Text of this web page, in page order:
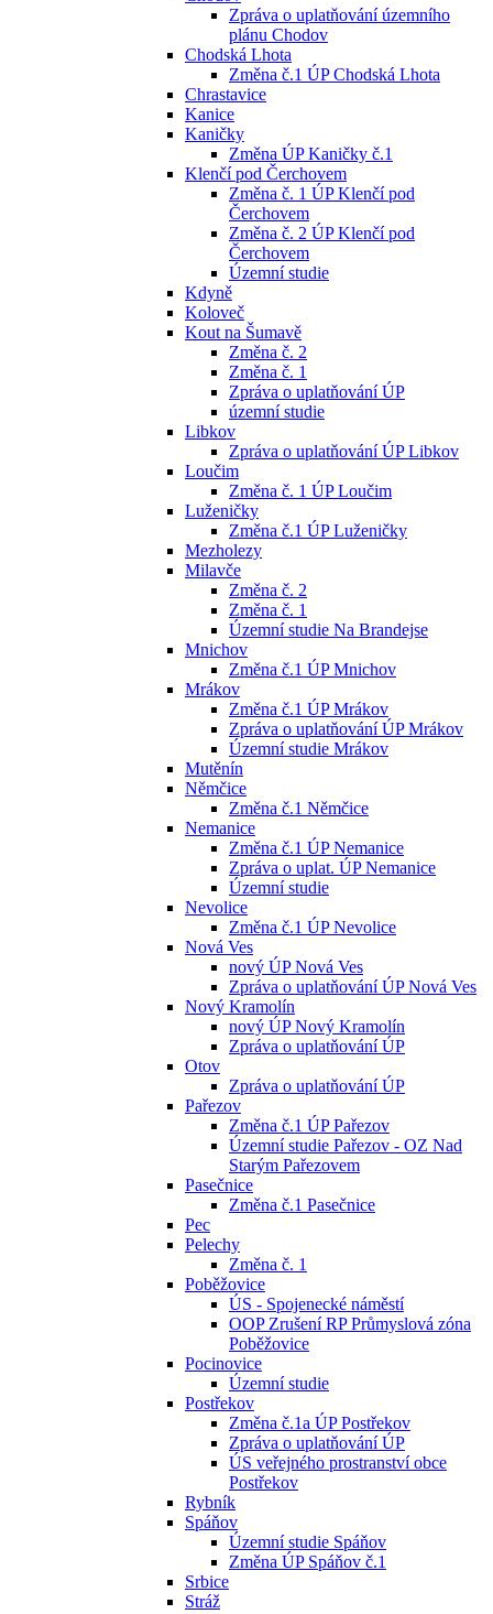
Zpráva o uplatňování územního
plánu Chodov
Chodská Lhota
Změna č.1 ÚP Chodská Lhota
Chrastavice
Kanice
Kaničky
Změna ÚP Kaničky č.1
Klenčí pod Čerchovem
Změna č. 1 ÚP Klenčí pod
Čerchovem
Změna č. 2 ÚP Klenčí pod
Čerchovem
Územní studie
Kdyně
Koloveč
Kout na Šumavě
Změna č. 2
Změna č. 1
Zpráva o uplatňování ÚP
územní studie
Libkov
Zpráva o uplatňování ÚP Libkov
Loučim
Změna č. 1 ÚP Loučim
Luženičky
Změna č.1 ÚP Luženičky
Mezholezy
Milavče
Změna č. 2
Změna č. 1
Územní studie Na Brandejse
Mnichov
Změna č.1 ÚP Mnichov
Mrákov
Změna č.1 ÚP Mrákov
Zpráva o uplatňování ÚP Mrákov
Územní studie Mrákov
Mutěnín
Němčice
Změna č.1 Němčice
Nemanice
Změna č.1 ÚP Nemanice
Zpráva o uplat. ÚP Nemanice
Územní studie
Nevolice
Změna č.1 ÚP Nevolice
Nová Ves
nový ÚP Nová Ves
Zpráva o uplatňování ÚP Nová Ves
Nový Kramolín
nový ÚP Nový Kramolín
Zpráva o uplatňování ÚP
Otov
Zpráva o uplatňování ÚP
Pařezov
Změna č.1 ÚP Pařezov
Územní studie Pařezov - OZ Nad
Starým Pařezovem
Pasečnice
Změna č.1 Pasečnice
Pec
Pelechy
Změna č. 1
Poběžovice
ÚS - Spojenecké náměstí
OOP Zrušení RP Průmyslová zóna
Poběžovice
Pocinovice
Územní studie
Postřekov
Změna č.1a ÚP Postřekov
Zpráva o uplatňování ÚP
ÚS veřejného prostranství obce
Postřekov
Rybník
Spáňov
Územní studie Spáňov
Změna ÚP Spáňov č.1
Srbice
Stráž